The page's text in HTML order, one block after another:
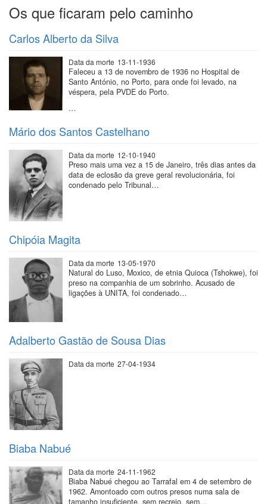
Os que ficaram pelo caminho
Carlos Alberto da Silva
Data da morte 13-11-1936
Faleceu a 13 de novembro de 1936 no Hospital de
Santo António, no Porto, para onde foi levado, na
véspera, pela PVDE do Porto.
…
Mário dos Santos Castelhano
Data da morte 12-10-1940
Preso mais uma vez a 15 de Janeiro, três dias antes da
data de eclosão da greve geral revolucionária, foi
condenado pelo Tribunal…
Chipóia Magita
Data da morte 13-05-1970
Natural do Luso, Moxico, de etnia Quioca (Tshokwe), foi
preso na companhia de um sobrinho. Acusado de
ligações à UNITA, foi condenado…
Adalberto Gastão de Sousa Dias
Data da morte 27-04-1934
Biaba Nabué
Data da morte 24-11-1962
Biaba Nabué chegou ao Tarrafal em 4 de setembro de
1962. Amontoado com outros presos numa sala de
tamanho insuficiente, sem recreio, sem…